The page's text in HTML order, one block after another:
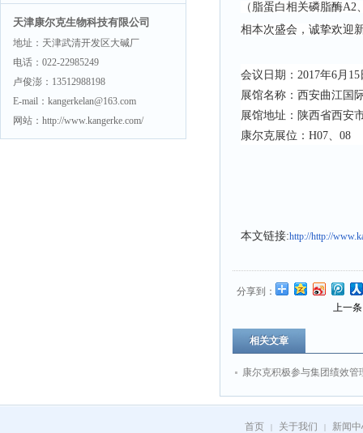
天津康尔克生物科技有限公司
地址：天津武清开发区大碱厂
电话：022-22985249
卢俊澎：13512988198
E-mail：kangerkelan@163.com
网站：http://www.kangerke.com/
（脂蛋白相关磷脂酶
相本次盛会，诚挚欢迎
会议日期：2017年6月15
展馆名称：西安曲江国
展馆地址：陕西省西安
康尔克展位：H07、08
本文链接:http://http://
分享到：
上一
相关文章
康尔克积极参与集团绩效管
首页 | 关于我们 |
新闻